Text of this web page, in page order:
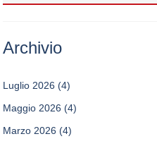
Archivio
Luglio 2026 (4)
Maggio 2026 (4)
Marzo 2026 (4)